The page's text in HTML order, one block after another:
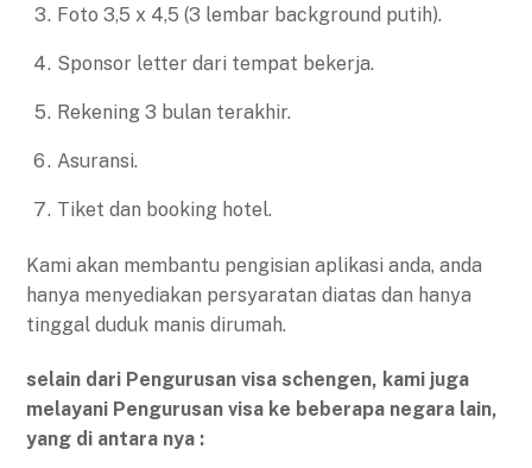
Foto 3,5 x 4,5 (3 lembar background putih).
Sponsor letter dari tempat bekerja.
Rekening 3 bulan terakhir.
Asuransi.
Tiket dan booking hotel.
Kami akan membantu pengisian aplikasi anda, anda
hanya menyediakan persyaratan diatas dan hanya
tinggal duduk manis dirumah.
selain dari Pengurusan visa schengen, kami juga
melayani Pengurusan visa ke beberapa negara lain,
yang di antara nya :